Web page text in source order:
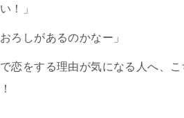
！」
ろしがあるのかなー」
恋をする理由が気になる人へ、